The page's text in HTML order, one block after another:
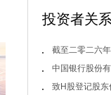
投资者关
截至二零二六
中国银行股份
致H股登记股